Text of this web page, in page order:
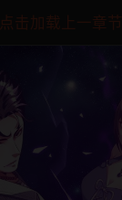
点击加载上一章节